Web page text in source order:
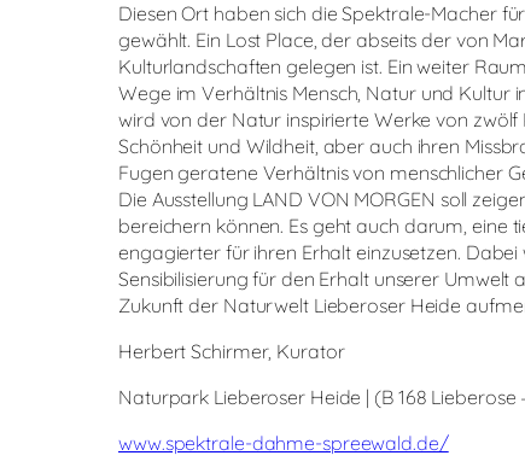
Diesen Ort haben sich die Spektrale-Macher
gewählt. Ein Lost Place, der abseits der von
Kulturlandschaften gelegen ist. Ein weiter
Wege im Verhältnis Mensch, Natur und Kultur
wird von der Natur inspirierte Werke von
Schönheit und Wildheit, aber auch ihren
Fugen geratene Verhältnis von menschlicher
Die Ausstellung LAND VON MORGEN soll
bereichern können. Es geht auch darum, eine
engagierter für ihren Erhalt einzusetzen.
Sensibilisierung für den Erhalt unserer
Zukunft der Naturwelt Lieberoser Heide
Herbert Schirmer, Kurator
Naturpark Lieberoser Heide | (B 168 Lieberose
www.spektrale-dahme-spreewald.de/